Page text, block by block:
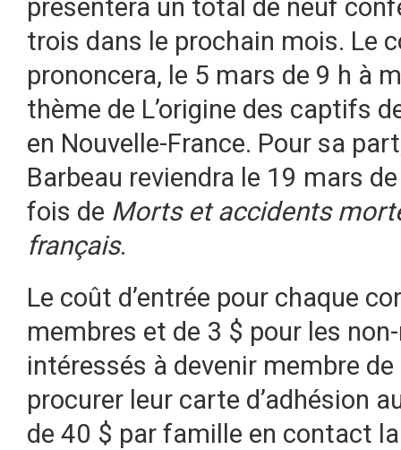
présentera un total de neuf
trois dans le prochain mois. Le
prononcera, le 5 mars de 9 h à
thème de L’origine des captifs
en Nouvelle-France. Pour sa
Barbeau reviendra le 19 mars
fois de Morts et accidents
français.
Le coût d’entrée pour chaque
membres et de 3 $ pour les
intéressés à devenir membre
procurer leur carte d’adhésion
de 40 $ par famille en contact